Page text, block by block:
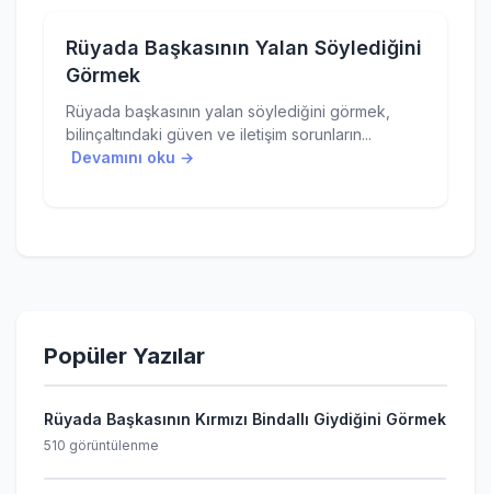
Rüyada Başkasının Yalan Söylediğini
Görmek
Rüyada başkasının yalan söylediğini görmek,
bilinçaltındaki güven ve iletişim sorunların...
Devamını oku →
Popüler Yazılar
Rüyada Başkasının Kırmızı Bindallı Giydiğini Görmek
510 görüntülenme